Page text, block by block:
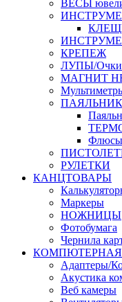
ВЕСЫ
КЛЕЩИ
КРЕПЕЖ
ЛУПЫ/Очки
МАГНИТ
Флюсы
РУЛЕТКИ
КАНЦТОВАРЫ
Маркеры
НОЖНИЦЫ
Фотобумага
Чернила
Адаптеры/
Акустика
Веб камеры